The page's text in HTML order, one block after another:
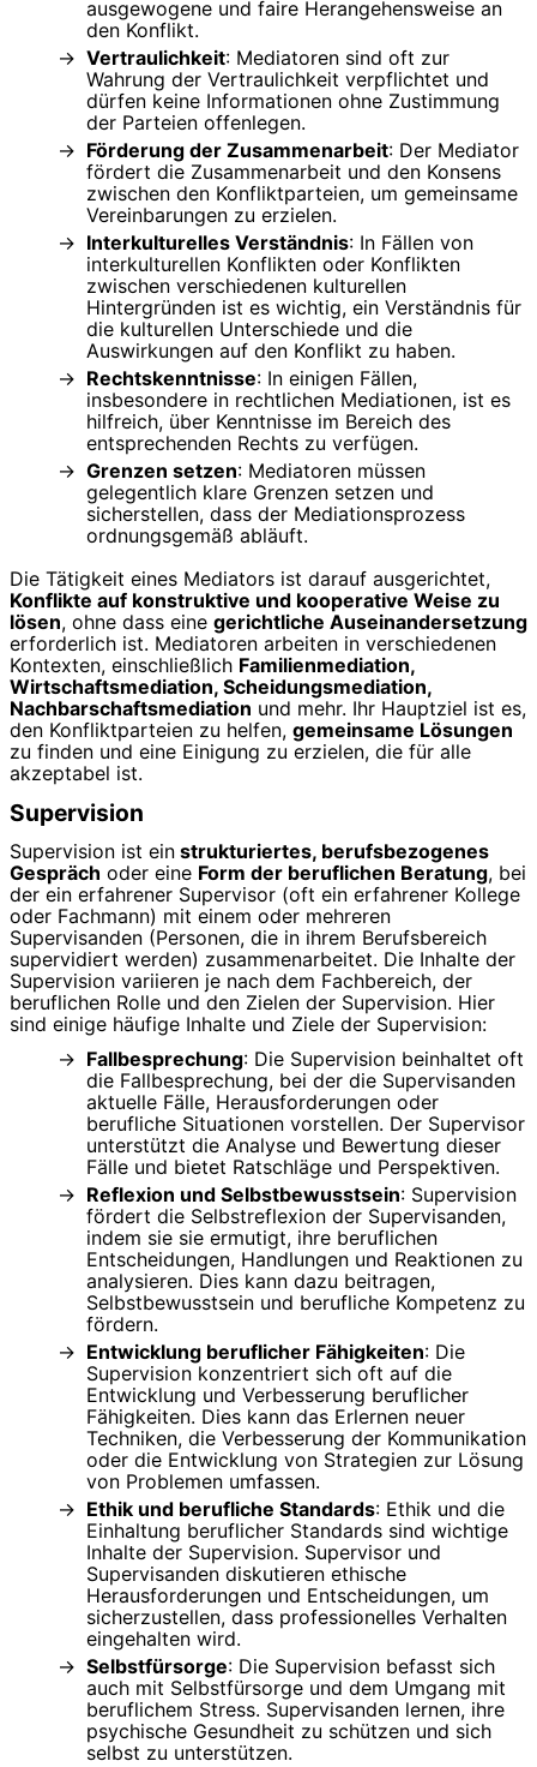
ausgewogene und faire Herangehensweise an
den Konflikt.
Vertraulichkeit: Mediatoren sind oft zur
Wahrung der Vertraulichkeit verpflichtet und
dürfen keine Informationen ohne Zustimmung
der Parteien offenlegen.
Förderung der Zusammenarbeit: Der Mediator
fördert die Zusammenarbeit und den Konsens
zwischen den Konfliktparteien, um gemeinsame
Vereinbarungen zu erzielen.
Interkulturelles Verständnis: In Fällen von
interkulturellen Konflikten oder Konflikten
zwischen verschiedenen kulturellen
Hintergründen ist es wichtig, ein Verständnis für
die kulturellen Unterschiede und die
Auswirkungen auf den Konflikt zu haben.
Rechtskenntnisse: In einigen Fällen,
insbesondere in rechtlichen Mediationen, ist es
hilfreich, über Kenntnisse im Bereich des
entsprechenden Rechts zu verfügen.
Grenzen setzen: Mediatoren müssen
gelegentlich klare Grenzen setzen und
sicherstellen, dass der Mediationsprozess
ordnungsgemäß abläuft.
Die Tätigkeit eines Mediators ist darauf ausgerichtet,
Konflikte auf konstruktive und kooperative Weise zu
lösen, ohne dass eine gerichtliche Auseinandersetzung
erforderlich ist. Mediatoren arbeiten in verschiedenen
Kontexten, einschließlich Familienmediation,
Wirtschaftsmediation, Scheidungsmediation,
Nachbarschaftsmediation und mehr. Ihr Hauptziel ist es,
den Konfliktparteien zu helfen, gemeinsame Lösungen
zu finden und eine Einigung zu erzielen, die für alle
akzeptabel ist.
Supervision
Supervision ist ein strukturiertes, berufsbezogenes
Gespräch oder eine Form der beruflichen Beratung, bei
der ein erfahrener Supervisor (oft ein erfahrener Kollege
oder Fachmann) mit einem oder mehreren
Supervisanden (Personen, die in ihrem Berufsbereich
supervidiert werden) zusammenarbeitet. Die Inhalte der
Supervision variieren je nach dem Fachbereich, der
beruflichen Rolle und den Zielen der Supervision. Hier
sind einige häufige Inhalte und Ziele der Supervision:
Fallbesprechung: Die Supervision beinhaltet oft
die Fallbesprechung, bei der die Supervisanden
aktuelle Fälle, Herausforderungen oder
berufliche Situationen vorstellen. Der Supervisor
unterstützt die Analyse und Bewertung dieser
Fälle und bietet Ratschläge und Perspektiven.
Reflexion und Selbstbewusstsein: Supervision
fördert die Selbstreflexion der Supervisanden,
indem sie sie ermutigt, ihre beruflichen
Entscheidungen, Handlungen und Reaktionen zu
analysieren. Dies kann dazu beitragen,
Selbstbewusstsein und berufliche Kompetenz zu
fördern.
Entwicklung beruflicher Fähigkeiten: Die
Supervision konzentriert sich oft auf die
Entwicklung und Verbesserung beruflicher
Fähigkeiten. Dies kann das Erlernen neuer
Techniken, die Verbesserung der Kommunikation
oder die Entwicklung von Strategien zur Lösung
von Problemen umfassen.
Ethik und berufliche Standards: Ethik und die
Einhaltung beruflicher Standards sind wichtige
Inhalte der Supervision. Supervisor und
Supervisanden diskutieren ethische
Herausforderungen und Entscheidungen, um
sicherzustellen, dass professionelles Verhalten
eingehalten wird.
Selbstfürsorge: Die Supervision befasst sich
auch mit Selbstfürsorge und dem Umgang mit
beruflichem Stress. Supervisanden lernen, ihre
psychische Gesundheit zu schützen und sich
selbst zu unterstützen.